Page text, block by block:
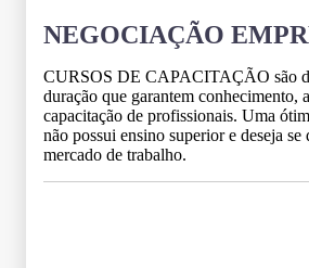
NEGOCIAÇÃO
CURSOS DE CAPACITAÇÃO são
duração que garantem conhecimento,
capacitação de profissionais. Uma
não possui ensino superior e deseja
mercado de trabalho.